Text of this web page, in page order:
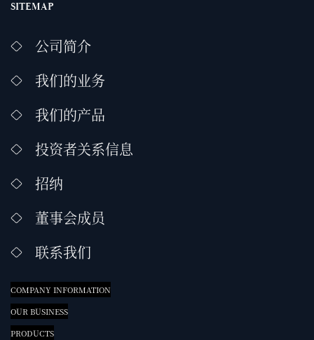
SITEMAP
公司简介
我们的业务
我们的产品
投资者关系信息
招纳
董事会成员
联系我们
COMPANY INFORMATION
OUR BUSINESS
PRODUCTS